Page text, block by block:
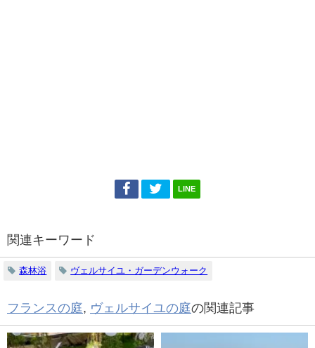
LINE
関連キーワード
森林浴 ヴェルサイユ・ガーデンウォーク
フランスの庭, ヴェルサイユの庭の関連記事